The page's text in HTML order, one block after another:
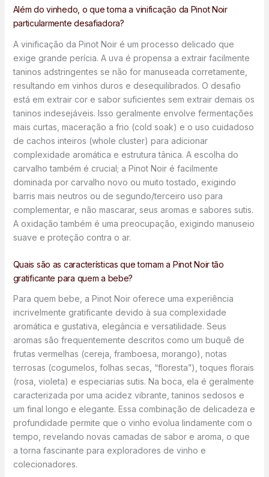
Além do vinhedo, o que torna a vinificação da Pinot Noir
particularmente desafiadora?
A vinificação da Pinot Noir é um processo delicado que
exige grande perícia. A uva é propensa a extrair facilmente
taninos adstringentes se não for manuseada corretamente,
resultando em vinhos duros e desequilibrados. O desafio
está em extrair cor e sabor suficientes sem extrair demais os
taninos indesejáveis. Isso geralmente envolve fermentações
mais curtas, maceração a frio (cold soak) e o uso cuidadoso
de cachos inteiros (whole cluster) para adicionar
complexidade aromática e estrutura tânica. A escolha do
carvalho também é crucial; a Pinot Noir é facilmente
dominada por carvalho novo ou muito tostado, exigindo
barris mais neutros ou de segundo/terceiro uso para
complementar, e não mascarar, seus aromas e sabores sutis.
A oxidação também é uma preocupação, exigindo manuseio
suave e proteção contra o ar.
Quais são as características que tornam a Pinot Noir tão
gratificante para quem a bebe?
Para quem bebe, a Pinot Noir oferece uma experiência
incrivelmente gratificante devido à sua complexidade
aromática e gustativa, elegância e versatilidade. Seus
aromas são frequentemente descritos como um buquê de
frutas vermelhas (cereja, framboesa, morango), notas
terrosas (cogumelos, folhas secas, “floresta”), toques florais
(rosa, violeta) e especiarias sutis. Na boca, ela é geralmente
caracterizada por uma acidez vibrante, taninos sedosos e
um final longo e elegante. Essa combinação de delicadeza e
profundidade permite que o vinho evolua lindamente com o
tempo, revelando novas camadas de sabor e aroma, o que
a torna fascinante para exploradores de vinho e
colecionadores.